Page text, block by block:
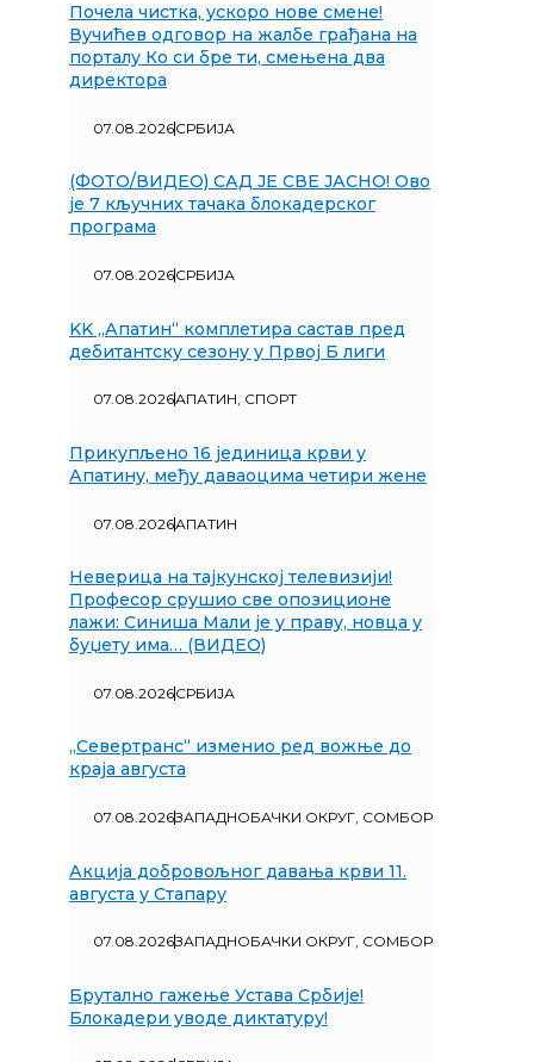
Почела чистка, ускоро нове смене!
Вучићев одговор на жалбе грађана на
порталу Ко си бре ти, смењена два
директора
07.08.2026СРБИЈА
(ФОТО/ВИДЕО) САД ЈЕ СВЕ ЈАСНО! Ово
је 7 кључних тачака блокадерског
програма
07.08.2026СРБИЈА
KK „Апатин“ комплетира састав пред
дебитантску сезону у Првој Б лиги
07.08.2026АПАТИН, СПОРТ
Прикупљено 16 јединица крви у
Апатину, међу даваоцима четири жене
07.08.2026АПАТИН
Неверица на тајкунској телевизији!
Професор срушио све опозиционе
лажи: Синиша Мали је у праву, новца у
буџету има… (ВИДЕО)
07.08.2026СРБИЈА
„Севертранс“ изменио ред вожње до
краја августа
07.08.2026ЗАПАДНОБАЧКИ ОКРУГ СОМБОР
Акција добровољног давања крви 11.
августа у Стапару
07.08.2026ЗАПАДНОБАЧКИ ОКРУГ, СОМБОР
Брутално гажење Устава Србије!
Блокадери уводе диктатуру!